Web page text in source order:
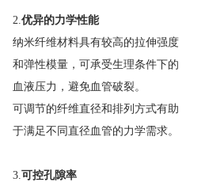
2. 优异的力学性能
纳米纤维材料具有较高的拉伸强度
和弹性模量，可承受生理条件下的
血液压力，避免血管破裂。
可调节的纤维直径和排列方式有助
于满足不同直径血管的力学需求。
3. 可控孔隙率